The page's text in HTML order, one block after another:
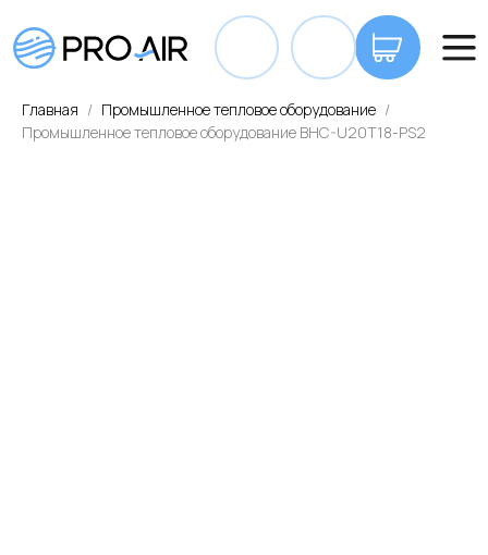
+7
Главная
Промышленное тепловое оборудование
Промышленное тепловое оборудование BHC-U20T18-PS2